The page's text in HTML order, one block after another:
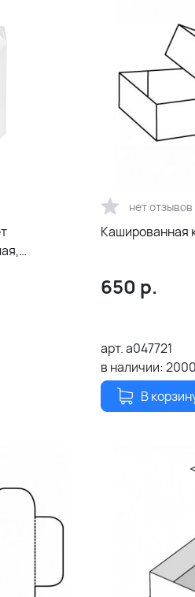
нет отзывов
Кашированная
650 р.
арт.a047721
в наличии:
В